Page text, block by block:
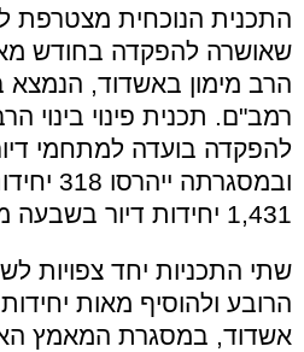
התכנית הנוכחית מצטרפת
הרב מימון באשדוד,
רמב"ם. תכנית פינוי בינוי
להפקדה בועדה למתחמי
1,431 יחידות דיור בשבעה מגדלי מגורים.
שתי התכניות יחד צפויות
הרובע ולהוסיף מאות
אשדוד, במסגרת המאמץ